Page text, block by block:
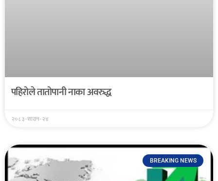
पहिरोले तातोपानी नाका अवरुद्ध
२०८३-साउन-२४
BREAKING NEWS